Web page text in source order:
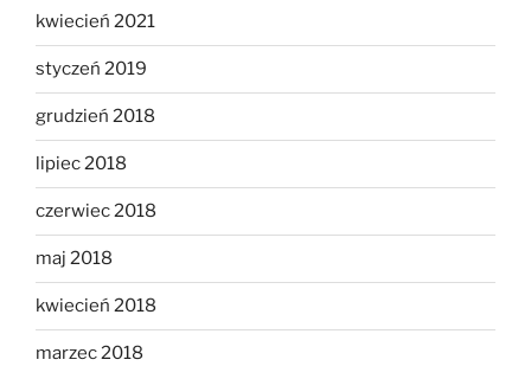
kwiecień 2021
styczeń 2019
grudzień 2018
lipiec 2018
czerwiec 2018
maj 2018
kwiecień 2018
marzec 2018